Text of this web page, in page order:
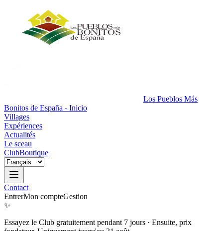
Los Pueblos Más
Bonitos de España - Inicio
Villages
Expériences
Actualités
Le sceau
ClubBoutique
Contact
EntrerMon compteGestion
✨
Essayez le Club gratuitement pendant 7 jours · Ensuite, prix